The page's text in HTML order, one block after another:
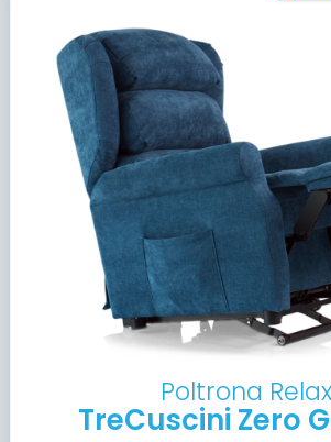
Poltrona Relax
TreCuscini Zero